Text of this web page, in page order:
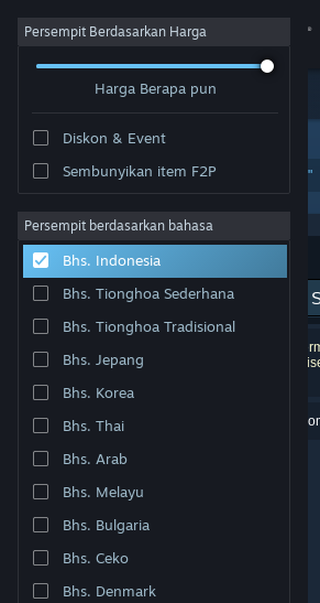
Login
Tentang
Bantuan
Ubah bahasa
Dapatkan Aplikasi Seluler Steam
Lihat situs web desktop
Persempit Berdasarkan Harga
Harga Berapa pun
Diskon & Event
Sembunyikan item F2P
Persempit berdasarkan bahasa
Bhs. Indonesia
Bhs. Tionghoa Sederhana
Bhs. Tionghoa Tradisional
Bhs. Jepang
Bhs. Korea
Bhs. Thai
Bhs. Arab
Bhs. Melayu
Bhs. Bulgaria
Bhs. Ceko
Bhs. Denmark
"A Rat's Quest - The Way Back Home | Season 1"
Berdasarkan Relevansi
0 hasil cocok dengan pencarianmu. 2 produk
Quest - The Way Back Home | Season 1
) tidak
Apa maksudmu "a rat's quest \- them way back